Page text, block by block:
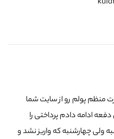
پولم رو از سایت شما
ادامه دادم پرداختی را
ولی چهارشنبه که واریز نشد و